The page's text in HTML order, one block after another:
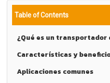
Table of Contents
¿Qué es un
Características y
Aplicaciones comunes